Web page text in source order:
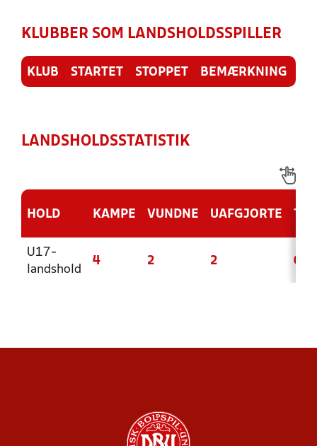
KLUBBER SOM LANDSHOLDSSPILLER
KLUB STARTET STOPPET BEMÆRKNING
LANDSHOLDSSTATISTIK
HOLD KAMPE VUNDNE UAFGJORTE
U17-
landshold
4 2 2 0